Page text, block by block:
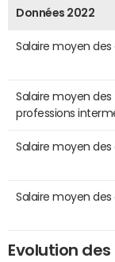
Données 2022
Salaire moyen des
Salaire moyen des
professions
Salaire moyen
Salaire moyen des
Evolution